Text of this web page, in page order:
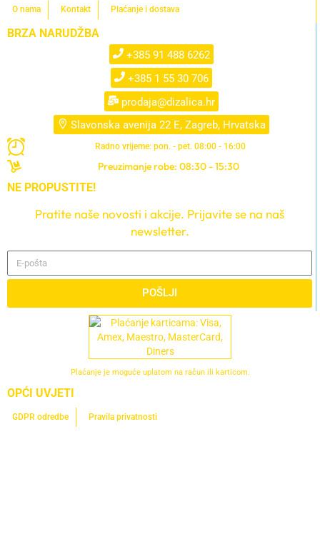
O nama Kontakt Plaćanje i dostava
BRZA NARUDŽBA
+385 91 488 6262
+385 1 55 30 706
prodaja@dizalica.hr
Slavonska avenija 22 E, Zagreb, Hrvatska
Radno vrijeme: pon. - pet. 08:00 - 16:00
Preuzimanje robe: 08:30 - 15:30
NE PROPUSTITE!
Pratite naše novosti i akcije. Prijavite se na naš
newsletter.
POŠLJI
Plaćanje je moguće uplatom na račun ili karticom.
OPĆI UVJETI
GDPR odredbe Pravila privatnosti